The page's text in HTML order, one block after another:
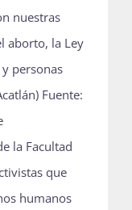
nuestras
aborto, la Ley
personas
Fuente:
la Facultad
que
humanos